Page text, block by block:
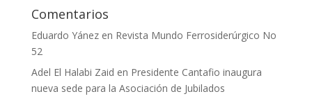
Comentarios
Eduardo Yánezen Revista Mundo Ferrosiderúrgico No
52
Adel El Halabi Zaid en Presidente Cantafio inaugura
nueva sede para la Asociación de Jubilados